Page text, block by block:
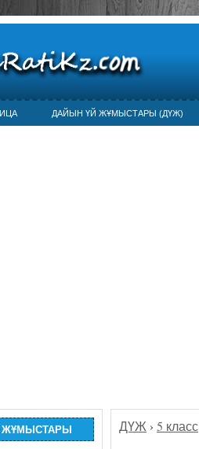
ДАЙЫН ҮЙ ЖҰМЫСТАРЫ (ДҮЖ)
ЖҰМЫСТАРЫ ДҮЖ › 5 класс